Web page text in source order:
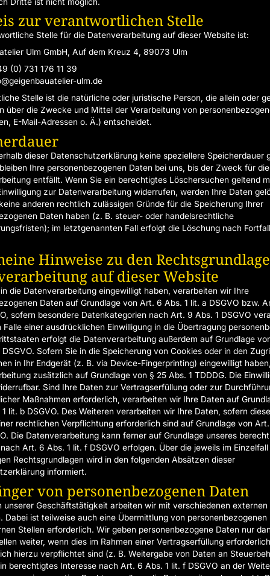
zur verantwortlichen Stelle
Stelle für die Datenverarbeitung auf dieser Website ist:
Ulm GmbH, Auf dem Kreuz 4, 89073 Ulm
(0) 731 176 11 39
ulm.de
Stelle ist die natürliche oder juristische Person, die allein oder
über die Zwecke und Mittel der Verarbeitung von
E-Mail-Adressen o. Ä.) entscheidet.
dieser Datenschutzerklärung keine speziellere Speicherdauer
Ihre personenbezogenen Daten bei uns, bis der Zweck für die
entfällt. Wenn Sie ein berechtigtes Löschersuchen geltend
zur Datenverarbeitung widerrufen, werden Ihre Daten
anderen rechtlich zulässigen Gründe für die Speicherung Ihrer
Daten haben (z. B. steuer- oder handelsrechtliche
im letztgenannten Fall erfolgt die Löschung nach
Hinweise zu den
auf dieser Website
die Datenverarbeitung eingewilligt haben, verarbeiten wir Ihre
Daten auf Grundlage von Art. 6 Abs. 1 lit. a DSGVO bzw.
sofern besondere Datenkategorien nach Art. 9 Abs. 1 DSGVO
Falle einer ausdrücklichen Einwilligung in die Übertragung
erfolgt die Datenverarbeitung außerdem auf Grundlage
DSGVO. Sofern Sie in die Speicherung von Cookies oder in den
in Ihr Endgerät (z. B. via Device-Fingerprinting) eingewilligt
zusätzlich auf Grundlage von § 25 Abs. 1 TDDDG. Die
Sind Ihre Daten zur Vertragserfüllung oder zur
Maßnahmen erforderlich, verarbeiten wir Ihre Daten auf
lit. b DSGVO. Des Weiteren verarbeiten wir Ihre Daten, sofern
rechtlichen Verpflichtung erforderlich sind auf Grundlage von
Die Datenverarbeitung kann ferner auf Grundlage unseres
Art. 6 Abs. 1 lit. f DSGVO erfolgen. Über die jeweils im Einzelfall
Rechtsgrundlagen wird in den folgenden Absätzen dieser
informiert.
von personenbezogenen Daten
unserer Geschäftstätigkeit arbeiten wir mit verschiedenen externen
Dabei ist teilweise auch eine Übermittlung von personenbezogenen
Stellen erforderlich. Wir geben personenbezogene Daten nur
weiter, wenn dies im Rahmen einer Vertragserfüllung
hierzu verpflichtet sind (z. B. Weitergabe von Daten an
berechtigtes Interesse nach Art. 6 Abs. 1 lit. f DSGVO an der